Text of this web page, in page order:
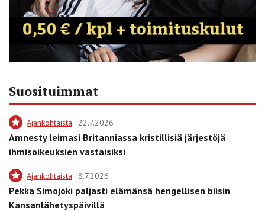
Suosituimmat
Ajankohtaista 22.7.2026
Amnesty leimasi Britanniassa kristillisiä järjestöjä
ihmisoikeuksien vastaisiksi
Ajankohtaista 8.7.2026
Pekka Simojoki paljasti elämänsä hengellisen biisin
Kansanlähetyspäivillä